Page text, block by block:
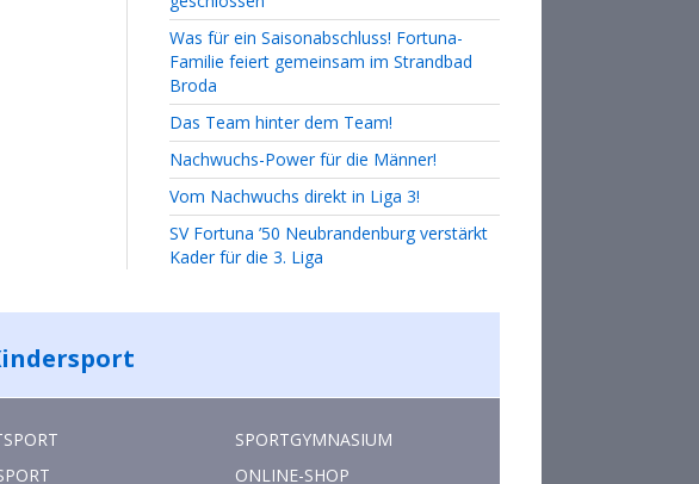
Was für ein Saisonabschluss! Fortuna-
Familie feiert gemeinsam im Strandbad
Broda
Das Team hinter dem Team!
Nachwuchs-Power für die Männer!
Vom Nachwuchs direkt in Liga 3!
SV Fortuna ’50 Neubrandenburg verstärkt
Kader für die 3. Liga
SPORTGYMNASIUM
ONLINE-SHOP